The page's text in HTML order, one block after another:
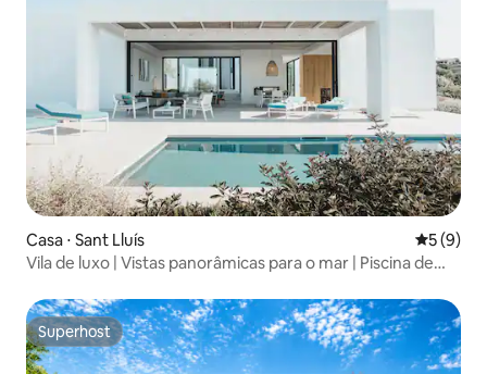
Casa ⋅ Sant Lluís 5 de
5 (9)
Vila de luxo | Vistas panorâmicas para o mar | Piscina de
Superhost
Superhost